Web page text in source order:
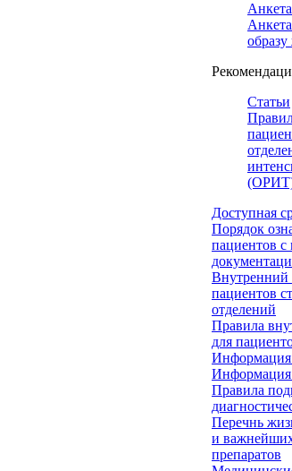
Статьи
Доступная
Порядок
пациентов с
Внутренний
пациентов
отделений
Правила
для
Информация
Информация
Правила
Перечнь
и
препаратов